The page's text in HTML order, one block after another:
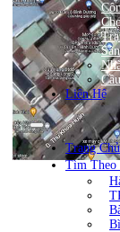
Cầu
Liên Hệ
Trang Chủ
Tìm Theo